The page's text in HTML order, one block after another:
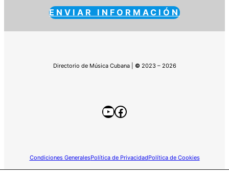
ENVIAR INFORMACIÓN
Directorio de Música Cubana | © 2023 – 2026
YouTube
Facebook
Condiciones GeneralesPolítica de PrivacidadPolítica de Cookies